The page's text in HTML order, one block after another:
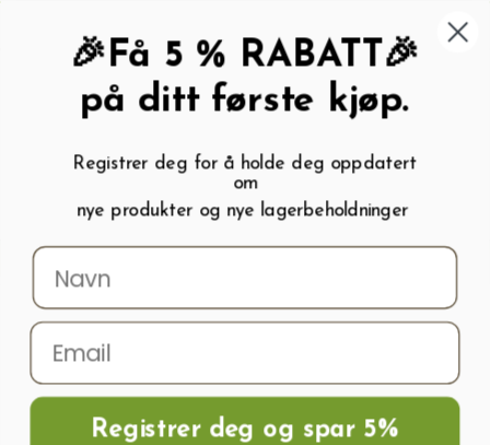
My wishlist ( 0
Menu Søk Logg inn Handlevogn
Hjem
🎉Få 5 % RABATT🎉
på ditt første kjøp.
Registrer deg for å holde deg oppdatert
om
nye produkter og nye lagerbeholdninger
Registrer deg og spar 5%